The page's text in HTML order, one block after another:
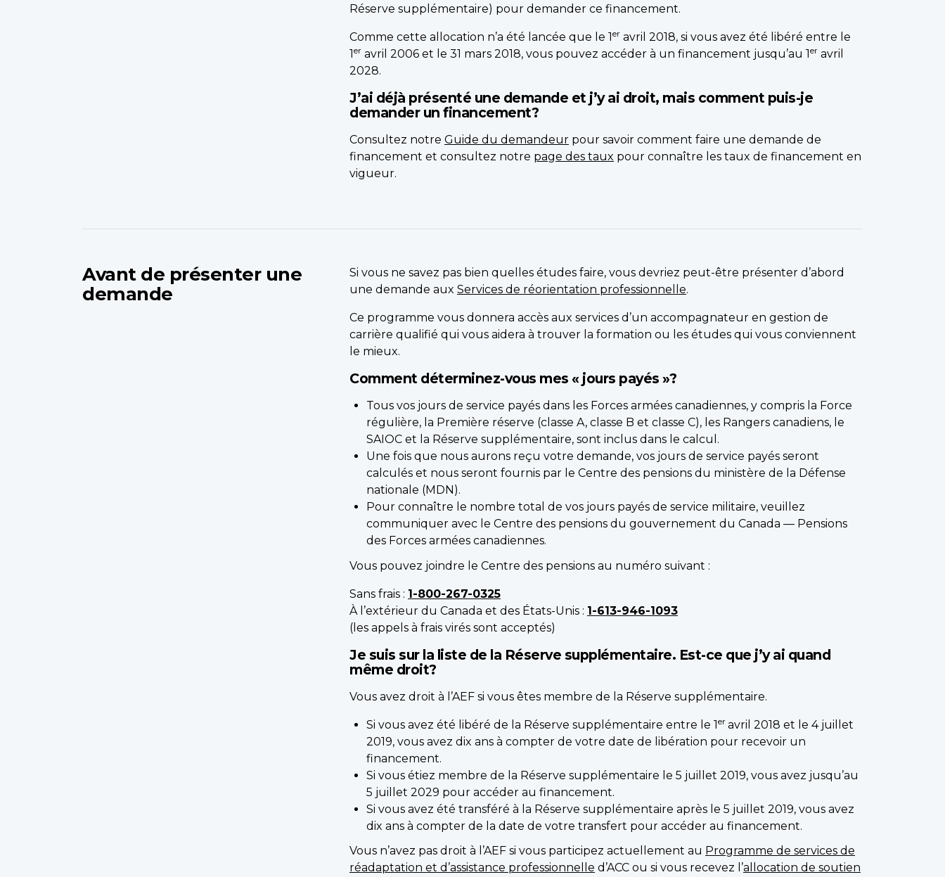
Réserve supplémentaire) pour demander ce financement.
Comme cette allocation n’a été lancée que le 1 er avril 2018, si vous avez été libéré entre le
1 er avril 2006 et le 31 mars 2018, vous pouvez accéder à un financement jusqu’au 1 er avril
2028.
J’ai déjà présenté une demande et j’y ai droit, mais comment puis-je
demander un financement?
Consultez notre Guide du demandeur pour savoir comment faire une demande de
financement et consultez notre page des taux pour connaître les taux de financement en
vigueur.
Avant de présenter une
demande
Si vous ne savez pas bien quelles études faire, vous devriez peut-être présenter d’abord
une demande aux Services de réorientation professionnelle.
Ce programme vous donnera accès aux services d’un accompagnateur en gestion de
carrière qualifié qui vous aidera à trouver la formation ou les études qui vous conviennent
le mieux.
Comment déterminez-vous mes « jours payés »?
Tous vos jours de service payés dans les Forces armées canadiennes, y compris la Force
régulière, la Première réserve (classe A, classe B et classe C), les Rangers canadiens, le
SAIOC et la Réserve supplémentaire, sont inclus dans le calcul.
Une fois que nous aurons reçu votre demande, vos jours de service payés seront
calculés et nous seront fournis par le Centre des pensions du ministère de la Défense
nationale (MDN).
Pour connaître le nombre total de vos jours payés de service militaire, veuillez
communiquer avec le Centre des pensions du gouvernement du Canada — Pensions
des Forces armées canadiennes.
Vous pouvez joindre le Centre des pensions au numéro suivant :
Sans frais : 1-800-267-0325
À l’extérieur du Canada et des États-Unis : 1-613-946-1093
(les appels à frais virés sont acceptés)
Je suis sur la liste de la Réserve supplémentaire. Est-ce que j’y ai quand
même droit?
Vous avez droit à l’AEF si vous êtes membre de la Réserve supplémentaire.
Si vous avez été libéré de la Réserve supplémentaire entre le 1er avril 2018 et le 4 juillet
2019, vous avez dix ans à compter de votre date de libération pour recevoir un
financement.
Si vous étiez membre de la Réserve supplémentaire le 5 juillet 2019, vous avez jusqu’au
5 juillet 2029 pour accéder au financement.
Si vous avez été transféré à la Réserve supplémentaire après le 5 juillet 2019, vous avez
dix ans à compter de la date de votre transfert pour accéder au financement.
Vous n’avez pas droit à l’AEF si vous participez actuellement au Programme de services de
réadaptation et d’assistance professionnelle d’ACC ou si vous recevez l’allocation de soutien